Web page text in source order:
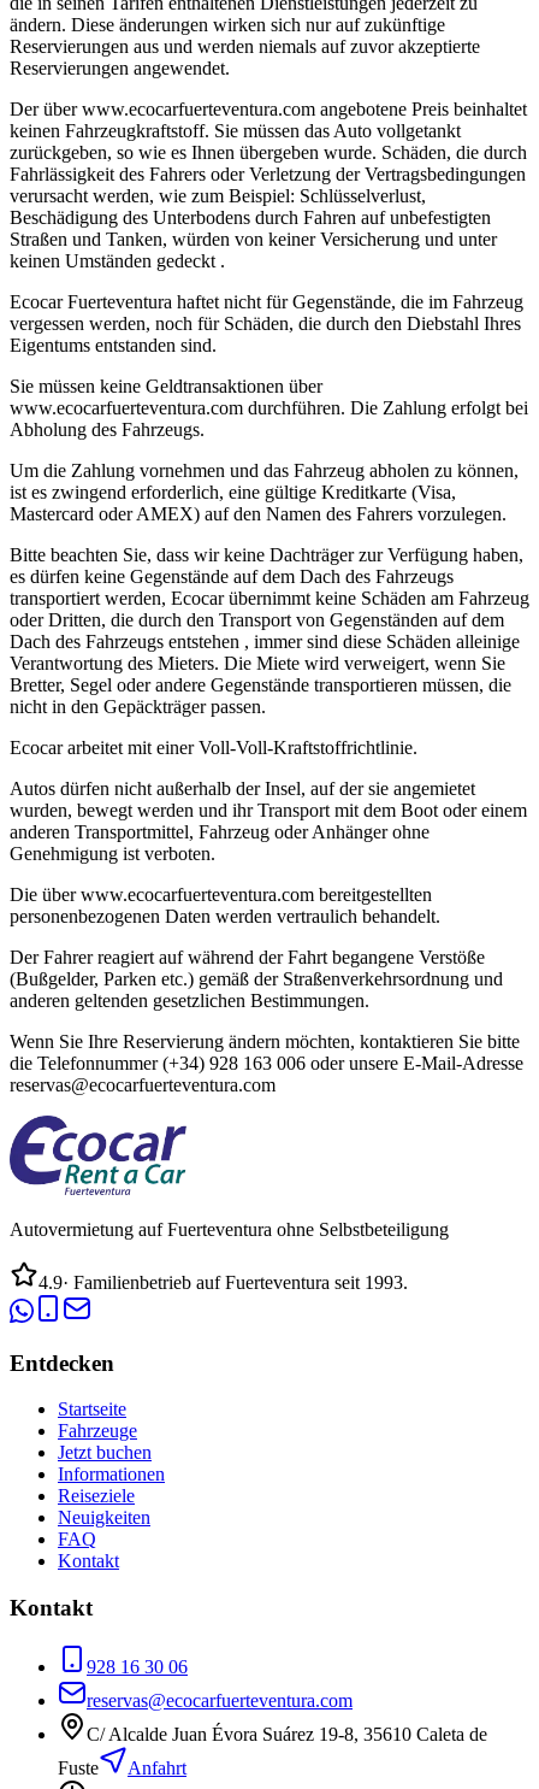
ändern. Diese änderungen wirken sich nur auf zukünftige
Reservierungen aus und werden niemals auf zuvor akzeptierte
Reservierungen angewendet.
Der über www.ecocarfuerteventura.com angebotene Preis beinhaltet
keinen Fahrzeugkraftstoff. Sie müssen das Auto vollgetankt
zurückgeben, so wie es Ihnen übergeben wurde. Schäden, die durch
Fahrlässigkeit des Fahrers oder Verletzung der Vertragsbedingungen
verursacht werden, wie zum Beispiel: Schlüsselverlust,
Beschädigung des Unterbodens durch Fahren auf unbefestigten
Straßen und Tanken, würden von keiner Versicherung und unter
keinen Umständen gedeckt .
Ecocar Fuerteventura haftet nicht für Gegenstände, die im Fahrzeug
vergessen werden, noch für Schäden, die durch den Diebstahl Ihres
Eigentums entstanden sind.
Sie müssen keine Geldtransaktionen über
www.ecocarfuerteventura.com durchführen. Die Zahlung erfolgt bei
Abholung des Fahrzeugs.
Um die Zahlung vornehmen und das Fahrzeug abholen zu können,
ist es zwingend erforderlich, eine gültige Kreditkarte (Visa,
Mastercard oder AMEX) auf den Namen des Fahrers vorzulegen.
Bitte beachten Sie, dass wir keine Dachträger zur Verfügung haben,
es dürfen keine Gegenstände auf dem Dach des Fahrzeugs
transportiert werden, Ecocar übernimmt keine Schäden am Fahrzeug
oder Dritten, die durch den Transport von Gegenständen auf dem
Dach des Fahrzeugs entstehen , immer sind diese Schäden alleinige
Verantwortung des Mieters. Die Miete wird verweigert, wenn Sie
Bretter, Segel oder andere Gegenstände transportieren müssen, die
nicht in den Gepäckträger passen.
Ecocar arbeitet mit einer Voll-Voll-Kraftstoffrichtlinie.
Autos dürfen nicht außerhalb der Insel, auf der sie angemietet
wurden, bewegt werden und ihr Transport mit dem Boot oder einem
anderen Transportmittel, Fahrzeug oder Anhänger ohne
Genehmigung ist verboten.
Die über www.ecocarfuerteventura.com bereitgestellten
personenbezogenen Daten werden vertraulich behandelt.
Der Fahrer reagiert auf während der Fahrt begangene Verstöße
(Bußgelder, Parken etc.) gemäß der Straßenverkehrsordnung und
anderen geltenden gesetzlichen Bestimmungen.
Wenn Sie Ihre Reservierung ändern möchten, kontaktieren Sie bitte
die Telefonnummer (+34) 928 163 006 oder unsere E-Mail-Adresse
reservas@ecocarfuerteventura.com
Autovermietung auf Fuerteventura ohne Selbstbeteiligung
4.9· Familienbetrieb auf Fuerteventura seit 1993.
Entdecken
Startseite
Fahrzeuge
Jetzt buchen
Informationen
Reiseziele
Neuigkeiten
FAQ
Kontakt
Kontakt
928 16 30 06
reservas@ecocarfuerteventura.com
C/ Alcalde Juan Évora Suárez 19-8, 35610 Caleta de
Fuste
Anfahrt